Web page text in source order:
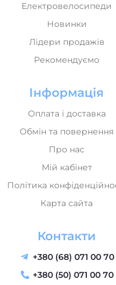
Електровелосипеди
Новинки
Лідери продажів
Рекомендуємо
Інформація
Оплата і доставка
Обмін та повернення
Про нас
Мій кабінет
Політика
Карта сайта
Контакти
+380 (68) 071 00 70
+380 (50) 071 00 70